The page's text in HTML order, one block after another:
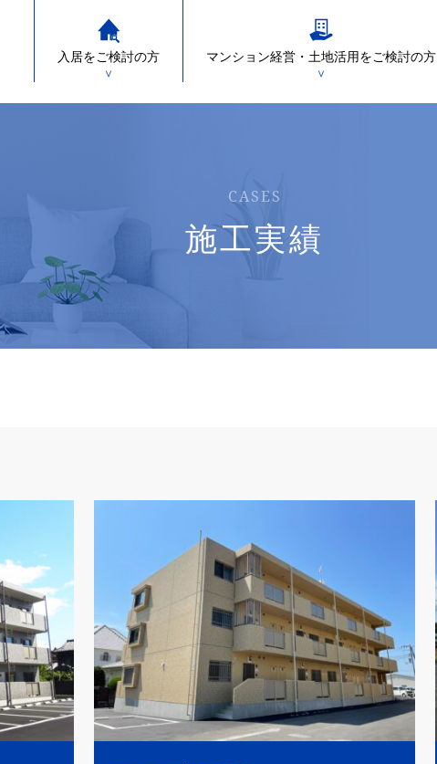
入居をご検討の方
＞
マンション経営・土地活用をご検討の方
＞
CASES
施工実績